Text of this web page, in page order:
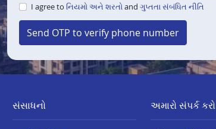
I agree to નિયમો અને શરતો and ગુપ્તતા સંબંધિત નીતિ
Send OTP to verify phone number
સંસાધનો અમારો સંપર્ક કરો